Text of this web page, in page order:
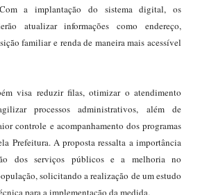
a implantação do sistema digital, os
atualizar informações como endereço,
familiar e renda de maneira mais acessível
visa reduzir filas, otimizar o atendimento
processos administrativos, além de
controle e acompanhamento dos programas
Prefeitura. A proposta ressalta a importância
dos serviços públicos e a melhoria no
solicitando a realização de um estudo
para a implementação da medida.